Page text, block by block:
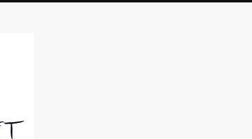
Musikgesellschaft